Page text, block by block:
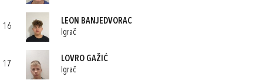
16
LEON BANJEDVORAC
Igrač
17
LOVRO GAŽIĆ
Igrač